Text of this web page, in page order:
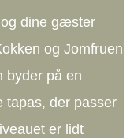
dine gæster
og Jomfruen
byder på en
der passer
er lidt